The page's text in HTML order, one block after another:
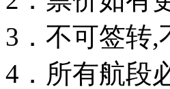
3．不可签转,
4．所有航段